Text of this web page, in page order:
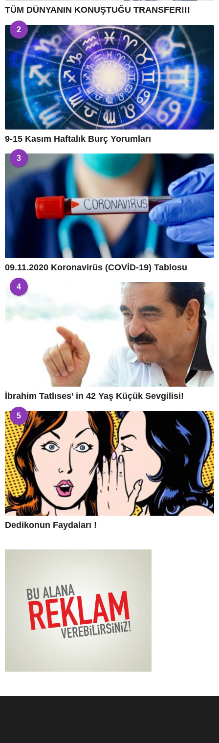
TÜM DÜNYANIN KONUŞTUĞU TRANSFER!!!
2
9-15 Kasım Haftalık Burç Yorumları
3
09.11.2020 Koronavirüs (COVİD-19) Tablosu
4
İbrahim Tatlıses’ in 42 Yaş Küçük Sevgilisi!
5
Dedikonun Faydaları !